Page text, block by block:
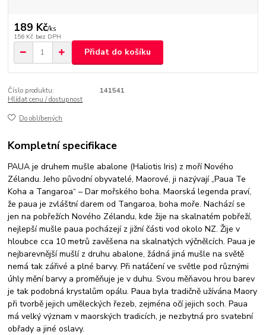
189 Kč/ks
156 Kč bez DPH
Přidat do košíku
Číslo produktu:
141541
Hlídat cenu / dostupnost
Do oblíbených
Kompletní specifikace
PAUA je druhem mušle abalone (Haliotis Iris) z moří Nového
Zélandu. Jeho původní obyvatelé, Maorové, ji nazývají „Paua Te
Koha a Tangaroa“ – Dar mořského boha. Maorská legenda praví,
že paua je zvláštní darem od Tangaroa, boha moře. Nachází se
jen na pobřežích Nového Zélandu, kde žije na skalnatém pobřeží,
nejlepší mušle paua pocházejí z jižní části vod okolo NZ. Žije v
hloubce cca 10 metrů zavěšena na skalnatých výčnělcích. Paua je
nejbarevnější mušlí z druhu abalone, žádná jiná mušle na světě
nemá tak zářivé a plné barvy. Při natáčení ve světle pod různými
úhly mění barvy a proměňuje je v duhu. Svou měňavou hrou barev
je tak podobná krystalům opálu. Paua byla tradičně užívána Maory
při tvorbě jejich uměleckých řezeb, zejména očí jejich soch. Paua
má velký význam v maorských tradicích, je nezbytná pro svatební
obřady a jiné oslavy.